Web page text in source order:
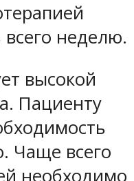
неделю.
высокой
Пациенту
Чаще всего
необходимо